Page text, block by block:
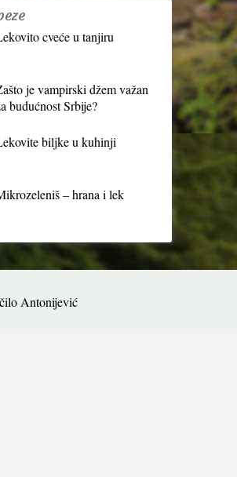
cveće u tanjiru
je vampirski džem važan
budućnost Srbije?
biljke u kuhinji
– hrana i lek
Antonijević